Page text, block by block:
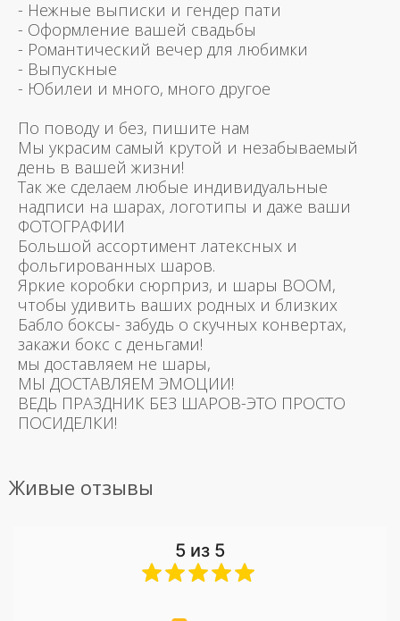
- Нежные выписки и гендер пати
- Оформление вашей свадьбы
- Романтический вечер для любимки
- Выпускные
- Юбилеи и много, много другое
По поводу и без, пишите нам
Мы украсим самый крутой и незабываемый
день в вашей жизни!
Так же сделаем любые индивидуальные
надписи на шарах, логотипы и даже ваши
ФОТОГРАФИИ
Большой ассортимент латексных и
фольгированных шаров.
Яркие коробки сюрприз, и шары BOOM,
чтобы удивить ваших родных и близких
Бабло боксы- забудь о скучных конвертах,
закажи бокс с деньгами!
мы доставляем не шары,
МЫ ДОСТАВЛЯЕМ ЭМОЦИИ!
ВЕДЬ ПРАЗДНИК БЕЗ ШАРОВ-ЭТО ПРОСТО
ПОСИДЕЛКИ!
Живые отзывы
5 из 5